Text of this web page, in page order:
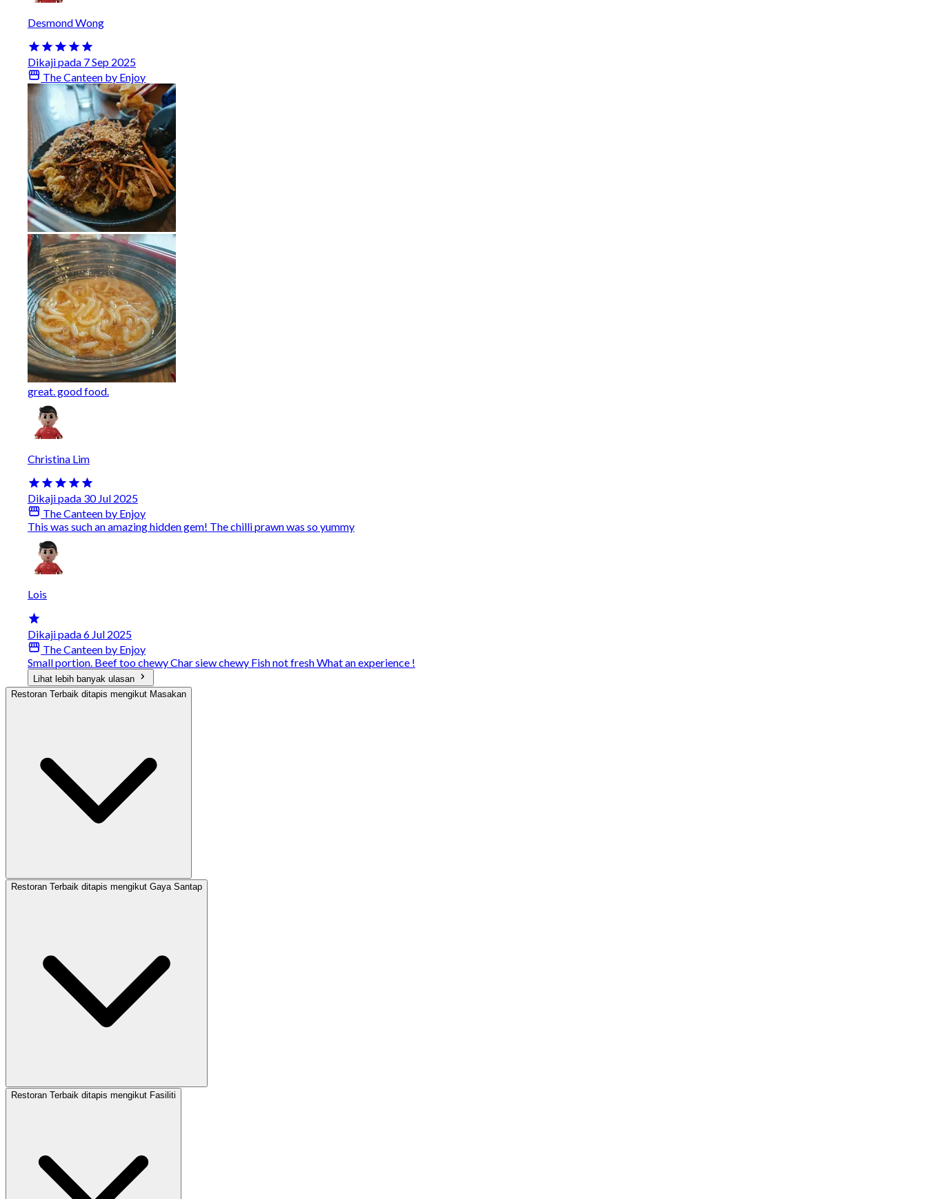
Desmond Wong
Dikaji pada 7 Sep 2025
The Canteen by Enjoy
great. good food.
Christina Lim
Dikaji pada 30 Jul 2025
The Canteen by Enjoy
This was such an amazing hidden gem! The chilli prawn was so yummy
Lois
Dikaji pada 6 Jul 2025
The Canteen by Enjoy
Small portion. Beef too chewy Char siew chewy Fish not fresh What an experience !
Lihat lebih banyak ulasan
Restoran Terbaik ditapis mengikut Masakan
Restoran Terbaik ditapis mengikut Gaya Santap
Restoran Terbaik ditapis mengikut Fasiliti